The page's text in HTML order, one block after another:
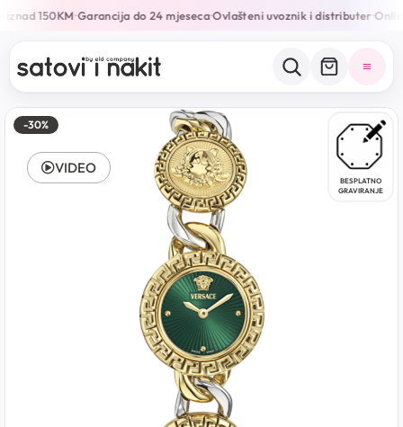
150KM•Garancija do 24 mjeseca•Ovlašteni uvoznik i distributer•
-30%
BESPLATNO
GRAVIRANJE
VIDEO